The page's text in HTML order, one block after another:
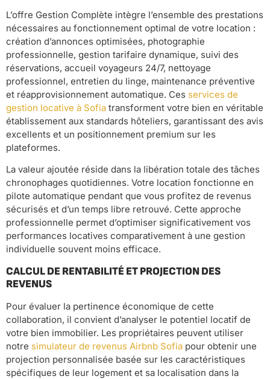
L’offre Gestion Complète intègre l’ensemble des prestations
nécessaires au fonctionnement optimal de votre location :
création d’annonces optimisées, photographie
professionnelle, gestion tarifaire dynamique, suivi des
réservations, accueil voyageurs 24/7, nettoyage
professionnel, entretien du linge, maintenance préventive
et réapprovisionnement automatique. Ces services de
gestion locative à Sofia transforment votre bien en véritable
établissement aux standards hôteliers, garantissant des avis
excellents et un positionnement premium sur les
plateformes.
La valeur ajoutée réside dans la libération totale des tâches
chronophages quotidiennes. Votre location fonctionne en
pilote automatique pendant que vous profitez de revenus
sécurisés et d’un temps libre retrouvé. Cette approche
professionnelle permet d’optimiser significativement vos
performances locatives comparativement à une gestion
individuelle souvent moins efficace.
CALCUL DE RENTABILITÉ ET PROJECTION DES
REVENUS
Pour évaluer la pertinence économique de cette
collaboration, il convient d’analyser le potentiel locatif de
votre bien immobilier. Les propriétaires peuvent utiliser
notre simulateur de revenus Airbnb Sofia pour obtenir une
projection personnalisée basée sur les caractéristiques
spécifiques de leur logement et sa localisation dans la